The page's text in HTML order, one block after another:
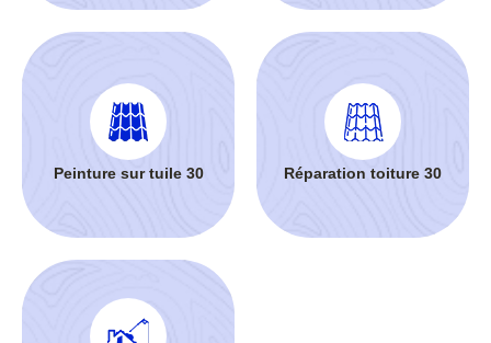
Peinture sur tuile 30 Réparation toiture 30